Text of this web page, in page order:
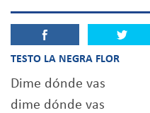
TESTO LA NEGRA FLOR
Dime dónde vas
dime dónde vas